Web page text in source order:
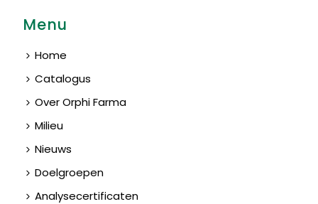
Menu
Home
Catalogus
Over Orphi Farma
Milieu
Nieuws
Doelgroepen
Analysecertificaten